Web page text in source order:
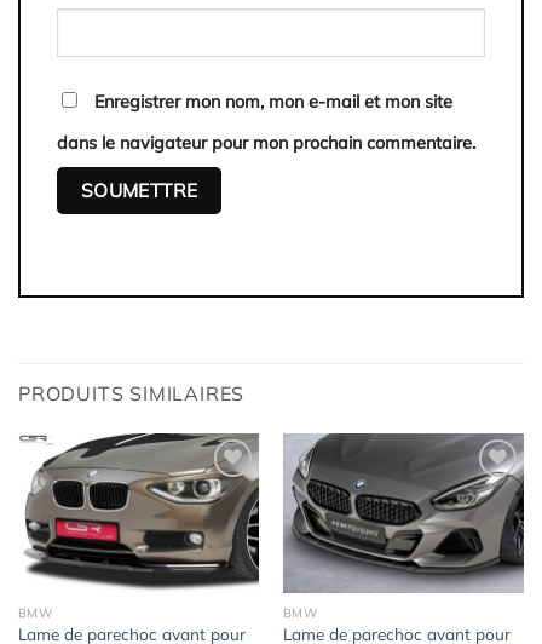
Enregistrer mon nom, mon e-mail et mon site
dans le navigateur pour mon prochain commentaire.
PRODUITS SIMILAIRES
Ajouter
à la
wishlist
BMW
Lame de parechoc avant pour
Ajouter
à la
wishlist
BMW
Lame de parechoc avant pour